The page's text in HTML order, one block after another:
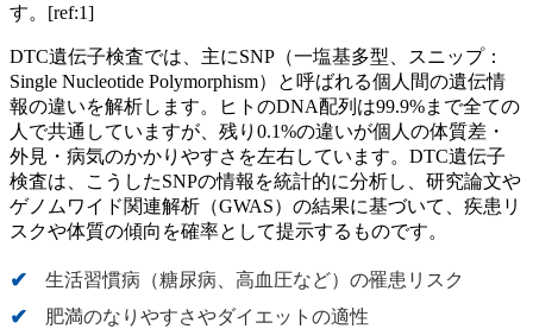
す。[ref:1]
DTC遺伝子検査では、主にSNP（一塩基多型、スニップ：
Single Nucleotide Polymorphism）と呼ばれる個人間の遺伝情
報の違いを解析します。ヒトのDNA配列は99.9%まで全ての
人で共通していますが、残り0.1%の違いが個人の体質差・
外見・病気のかかりやすさを左右しています。DTC遺伝子
検査は、こうしたSNPの情報を統計的に分析し、研究論文や
ゲノムワイド関連解析（GWAS）の結果に基づいて、疾患リ
スクや体質の傾向を確率として提示するものです。
生活習慣病（糖尿病、高血圧など）の罹患リスク
肥満のなりやすさやダイエットの適性